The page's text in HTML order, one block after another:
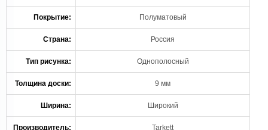
Покрытие: Полуматовый
Страна: Россия
Тип рисунка: Однополосный
Толщина доски: 9 мм
Ширина: Широкий
Производитель: Tarkett